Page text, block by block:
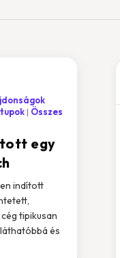
egy
Összes
indított
tipikusan
és